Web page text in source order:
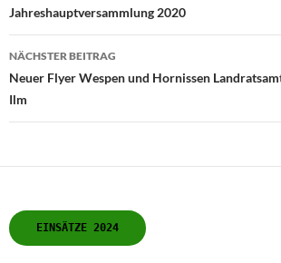
Jahreshauptversammlung 2020
NÄCHSTER BEITRAG
Neuer Flyer Wespen und Hornissen
Ilm
EINSÄTZE 2024